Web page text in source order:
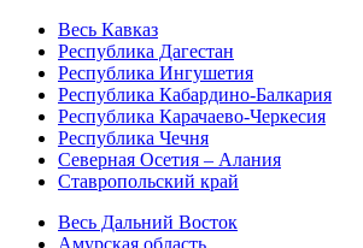
Весь Кавказ
Республика Дагестан
Республика Ингушетия
Республика Кабардино-Балкария
Республика Карачаево-Черкесия
Республика Чечня
Северная Осетия – Алания
Ставропольский край
Весь Дальний Восток
Амурская область